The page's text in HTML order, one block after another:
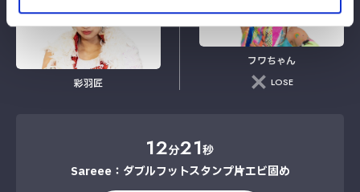
彩羽匠
フワちゃん
LOSE
12分21秒
Sareee：ダブルフットスタンプ→片エビ固め